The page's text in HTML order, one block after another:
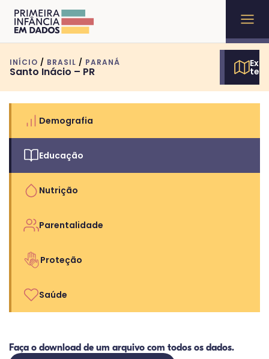
INÍCIO / BRASIL / PARANÁ
Santo Inácio – PR
Demografia
Educação
Nutrição
Parentalidade
Proteção
Saúde
Faça o download de um arquivo com todos os dados.